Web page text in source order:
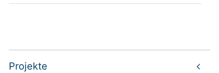
Projekte